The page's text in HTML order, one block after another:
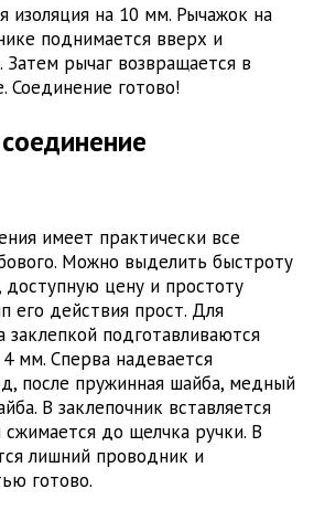
изоляция на 10 мм. Рычажок на
поднимается вверх и
Затем рычаг возвращается в
Соединение готово!
имеет практически все
Можно выделить быстроту
доступную цену и простоту
его действия прост. Для
подготавливаются
мм. Сперва надевается
после пружинная шайба, медный
В заклепочник вставляется
до щелчка ручки. В
лишний проводник и
готово.